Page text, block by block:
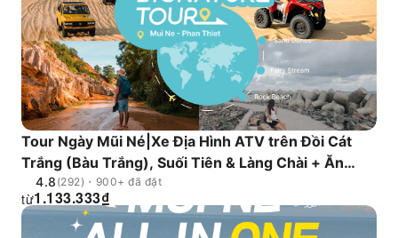
Tour Ngày Mũi Né|Xe Địa Hình ATV trên Đồi Cát
Trắng (Bàu Trắng), Suối Tiên & Làng Chài + Ăn
Trưa Hải Sản, Miễn Phí Đón Khách tại Khách Sạn
Quận 1|Khởi hành từ Thành phố Hồ Chí Minh
4.8 (292)・900+ đã đặt
₫
1.133.333
từ